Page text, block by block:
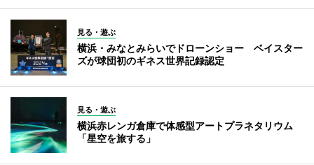
見る・遊ぶ
横浜・みなとみらいでドローンショー ベイスター
ズが球団初のギネス世界記録認定
見る・遊ぶ
横浜赤レンガ倉庫で体感型アートプラネタリウム
「星空を旅する」